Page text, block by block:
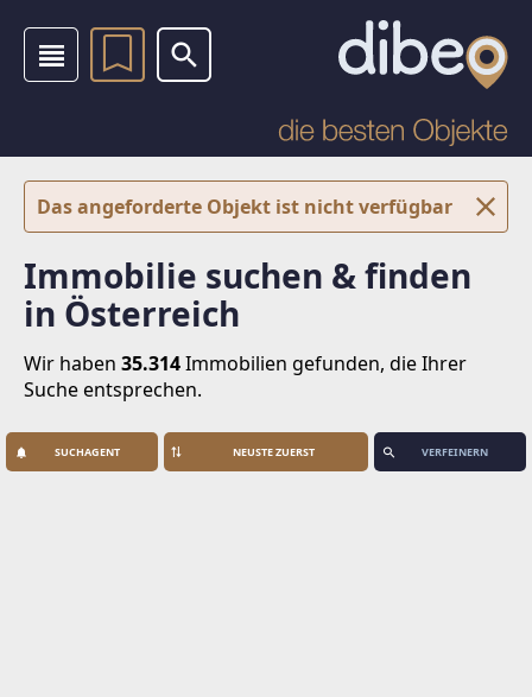
Das angeforderte Objekt ist nicht verfügbar
Immobilie suchen & finden
in Österreich
Wir haben 35.314Immobilien gefunden, die Ihrer
Suche entsprechen.
SUCHAGENT VERFEINERN